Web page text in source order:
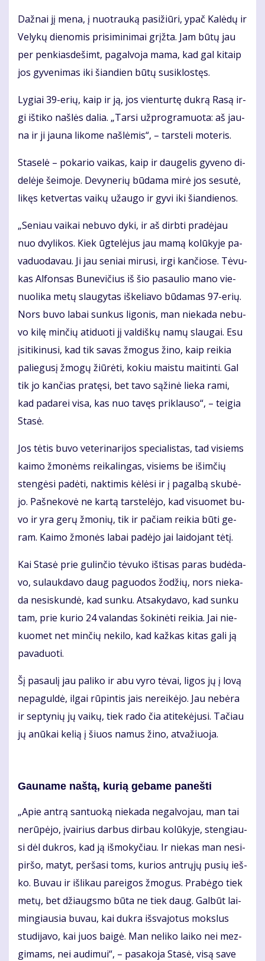
Daž­nai jį me­na, į nuo­trau­ką pa­si­žiū­ri, ypač Ka­lė­dų ir
Ve­ly­kų die­no­mis pri­si­mi­ni­mai grįž­ta. Jam bū­tų jau
per pen­kias­de­šimt, pa­gal­vo­ja ma­ma, kad gal ki­taip
jos gy­ve­ni­mas iki šian­dien bū­tų su­si­klos­tęs.
Ly­giai 39-erių, kaip ir ją, jos vien­tur­tę duk­rą Ra­są ir­
gi iš­ti­ko naš­lės da­lia. „Tar­si už­prog­ra­muo­ta: aš jau­
na ir ji jau­na li­ko­me naš­lė­mis“, – tars­te­li mo­te­ris.
Sta­se­lė – po­ka­rio vai­kas, kaip ir dau­ge­lis gy­ve­no di­
de­lė­je šei­mo­je. De­vy­ne­rių bū­da­ma mi­rė jos se­su­tė,
li­kęs ket­ver­tas vai­kų už­au­go ir gy­vi iki šian­die­nos.
„Se­niau vai­kai ne­bu­vo dy­ki, ir aš dirb­ti pra­dė­jau
nuo dvy­li­kos. Kiek ūg­te­lė­jus jau ma­mą ko­lū­ky­je pa­
va­duo­da­vau. Ji jau se­niai mi­ru­si, ir­gi kan­čio­se. Tė­vu­
kas Al­fon­sas Bu­ne­vi­čius iš šio pa­sau­lio ma­no vie­
nuo­li­ka me­tų slau­gy­tas iš­ke­lia­vo bū­da­mas 97-erių.
Nors bu­vo la­bai sun­kus li­go­nis, man nie­ka­da ne­bu­
vo ki­lę min­čių ati­duo­ti jį val­diš­kų na­mų slau­gai. Esu
įsi­ti­ki­nu­si, kad tik sa­vas žmo­gus ži­no, kaip rei­kia
pa­lie­gu­sį žmo­gų žiū­rė­ti, ko­kiu mais­tu mai­tin­ti. Gal
tik jo kan­čias pra­tę­si, bet ta­vo są­ži­nė lie­ka ra­mi,
kad pa­da­rei vi­sa, kas nuo ta­vęs pri­klau­so“, – tei­gia
Sta­sė.
Jos tė­tis bu­vo ve­te­ri­na­ri­jos spe­cia­lis­tas, tad vi­siems
kai­mo žmo­nėms rei­ka­lin­gas, vi­siems be iš­im­čių
sten­gė­si pa­dė­ti, nak­ti­mis kė­lė­si ir į pa­gal­bą sku­bė­
jo. Pa­šne­ko­vė ne kar­tą tars­te­lė­jo, kad vi­suo­met bu­
vo ir yra ge­rų žmo­nių, tik ir pa­čiam rei­kia bū­ti ge­
ram. Kai­mo žmo­nės la­bai pa­dė­jo jai lai­do­jant tė­tį.
Kai Sta­sė prie gu­lin­čio tė­vu­ko iš­ti­sas pa­ras bu­dė­da­
vo, su­lauk­da­vo daug pa­guo­dos žo­džių, nors nie­ka­
da ne­si­skun­dė, kad sun­ku. At­sa­ky­da­vo, kad sun­ku
tam, prie ku­rio 24 va­lan­das šo­ki­nė­ti rei­kia. Jai nie­
kuo­met net min­čių ne­ki­lo, kad kaž­kas ki­tas ga­li ją
pa­va­duo­ti.
Šį pa­sau­lį jau pa­li­ko ir abu vy­ro tė­vai, li­gos jų į lo­vą
ne­pa­gul­dė, il­gai rū­pin­tis jais ne­rei­kė­jo. Jau ne­bė­ra
ir sep­ty­nių jų vai­kų, tiek ra­do čia ati­te­kė­ju­si. Ta­čiau
jų anū­kai ke­lią į šiuos na­mus ži­no, at­va­žiuo­ja.
Gau­na­me naš­tą, ku­rią ge­ba­me pa­neš­ti
„Apie an­trą san­tuo­ką nie­ka­da ne­gal­vo­jau, man tai
ne­rū­pė­jo, įvai­rius dar­bus dir­bau ko­lū­ky­je, sten­giau­
si dėl duk­ros, kad ją iš­mo­ky­čiau. Ir nie­kas man ne­si­
pir­šo, ma­tyt, per­ša­si toms, ku­rios ant­rų­jų pu­sių ieš­
ko. Bu­vau ir iš­li­kau pa­rei­gos žmo­gus. Pra­bė­go tiek
me­tų, bet džiaugs­mo bū­ta ne tiek daug. Gal­būt lai­
min­giau­sia bu­vau, kai duk­ra iš­sva­jo­tus moks­lus
stu­di­ja­vo, kai juos bai­gė. Man ne­li­ko lai­ko nei mez­
gi­mams, nei au­di­mui“, – pa­sa­ko­ja Sta­sė, vi­są sa­ve